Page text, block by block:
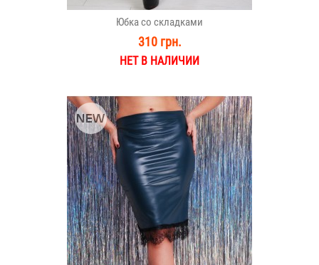
Юбка со складками
310 грн.
НЕТ В НАЛИЧИИ